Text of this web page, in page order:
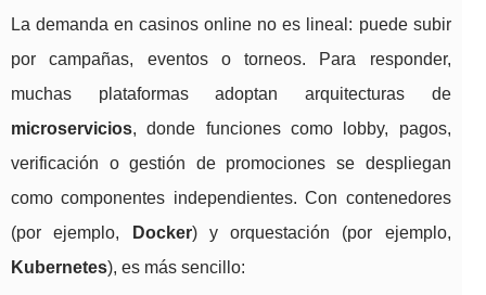
La demanda en casinos online no es lineal: puede subir
por campañas, eventos o torneos. Para responder,
muchas plataformas adoptan arquitecturas de
microservicios, donde funciones como lobby, pagos,
verificación o gestión de promociones se despliegan
como componentes independientes. Con contenedores
(por ejemplo,
Docker) y orquestación (por ejemplo,
Kubernetes), es más sencillo: